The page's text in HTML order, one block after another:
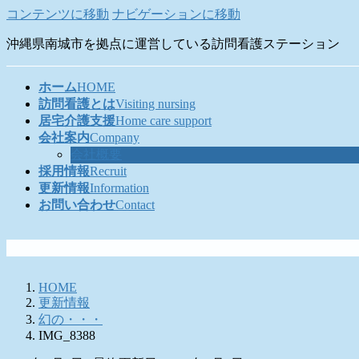
コンテンツに移動 ナビゲーションに移動
沖縄県南城市を拠点に運営している訪問看護ステーション
ホームHOME
訪問看護とはVisiting nursing
居宅介護支援Home care support
会社案内Company
採用情報Recruit
更新情報Information
お問い合わせContact
HOME
更新情報
幻の・・・
IMG_8388